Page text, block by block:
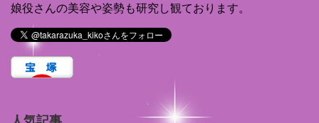
娘役さんの美容や姿勢も研究し観ております。